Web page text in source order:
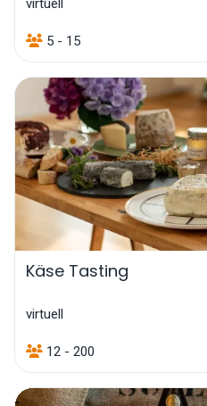
virtuell
5 - 15
Käse Tasting
virtuell
12 - 200